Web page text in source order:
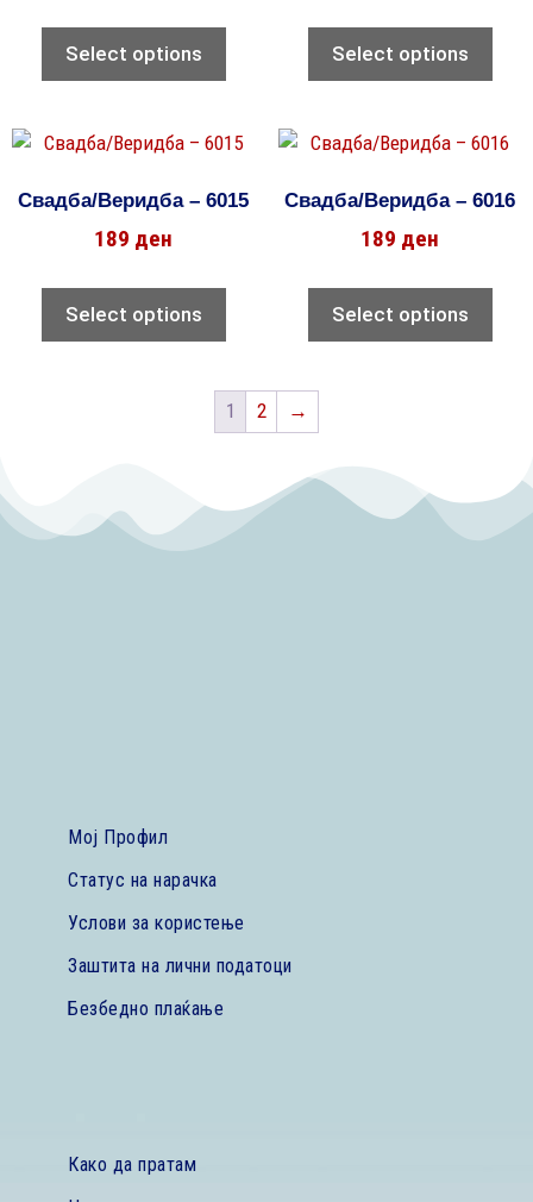
Select options Select options
Свадба/Веридба – 6015
189 ден
Select options
Свадба/Веридба – 6016
189 ден
Select options
1 2 →
Мој Профил
Статус на нарачка
Услови за користење
Заштита на лични податоци
Безбедно плаќање
Како да пратам